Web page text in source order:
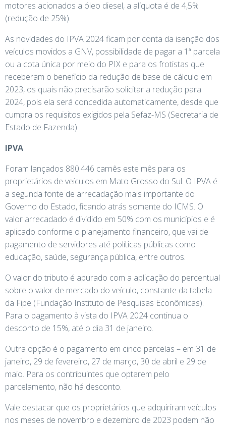
motores acionados a óleo diesel, a alíquota é de 4,5%
(redução de 25%).
As novidades do IPVA 2024 ficam por conta da isenção dos
veículos movidos a GNV, possibilidade de pagar a 1ª parcela
ou a cota única por meio do PIX e para os frotistas que
receberam o benefício da redução de base de cálculo em
2023, os quais não precisarão solicitar a redução para
2024, pois ela será concedida automaticamente, desde que
cumpra os requisitos exigidos pela Sefaz-MS (Secretaria de
Estado de Fazenda).
IPVA
Foram lançados 880.446 carnês este mês para os
proprietários de veículos em Mato Grosso do Sul. O IPVA é
a segunda fonte de arrecadação mais importante do
Governo do Estado, ficando atrás somente do ICMS. O
valor arrecadado é dividido em 50% com os municípios e é
aplicado conforme o planejamento financeiro, que vai de
pagamento de servidores até políticas públicas como
educação, saúde, segurança pública, entre outros.
O valor do tributo é apurado com a aplicação do percentual
sobre o valor de mercado do veículo, constante da tabela
da Fipe (Fundação Instituto de Pesquisas Econômicas).
Para o pagamento à vista do IPVA 2024 continua o
desconto de 15%, até o dia 31 de janeiro.
Outra opção é o pagamento em cinco parcelas – em 31 de
janeiro, 29 de fevereiro, 27 de março, 30 de abril e 29 de
maio. Para os contribuintes que optarem pelo
parcelamento, não há desconto.
Vale destacar que os proprietários que adquiriram veículos
nos meses de novembro e dezembro de 2023 podem não